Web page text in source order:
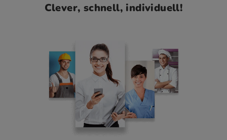
Clever, schnell, individuell!